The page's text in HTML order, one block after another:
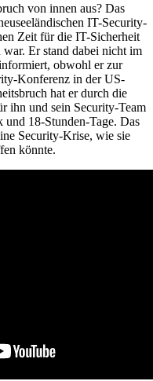
von innen aus? Das
IT-Security-
Zeit für die IT-Sicherheit
Er stand dabei nicht im
obwohl er zur
Konferenz in der US-
hat er durch die
ihn und sein Security-Team
18-Stunden-Tage. Das
Security-Krise, wie sie
könnte.